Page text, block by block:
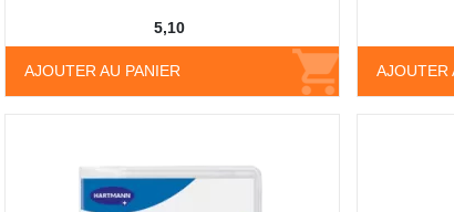
AJOUTER AU PANIER
5,10
AJOUTER